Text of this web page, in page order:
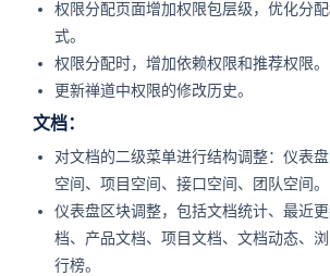
权限分配页面增加权限包层级，优化分
式。
权限分配时，增加依赖权限和推荐权限。
更新禅道中权限的修改历史。
文档：
对文档的二级菜单进行结构调整：仪表
空间、项目空间、接口空间、团队空间。
仪表盘区块调整，包括文档统计、最近
档、产品文档、项目文档、文档动态、
行榜。